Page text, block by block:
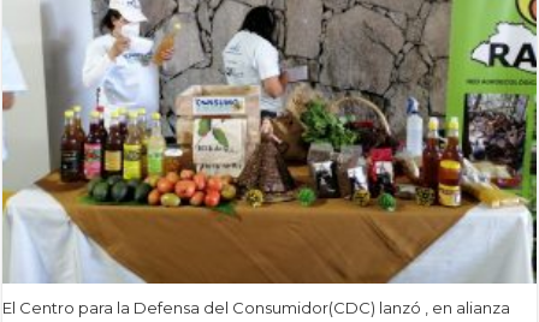
El Centro para la Defensa del Consumidor(CDC) lanzó , en alianza